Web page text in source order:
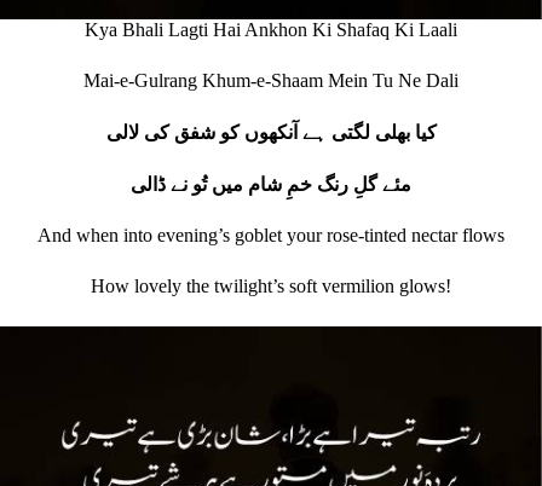
Kya Bhali Lagti Hai Ankhon Ki Shafaq Ki Laali
Mai-e-Gulrang Khum-e-Shaam Mein Tu Ne Dali
کیا بھلی لگتی ہے آنکھوں کو شفق کی لالی
مئے گلِ رنگ خمِ شام میں تُو نے ڈالی
And when into evening’s goblet your rose-tinted nectar flows
How lovely the twilight’s soft vermilion glows!